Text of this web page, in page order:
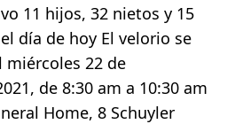
11 hijos, 32 nietos y 15
día de hoy El velorio se
miércoles 22 de
de 8:30 am a 10:30 am
Home, 8 Schuyler